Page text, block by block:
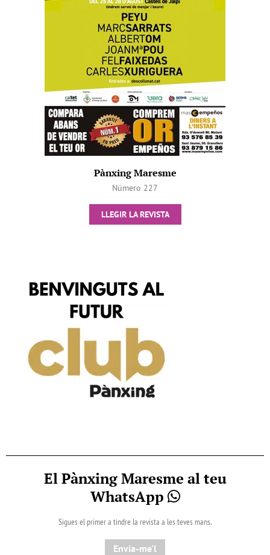
Pànxing Maresme
Número 227
LLEGIR LA REVISTA
El Pànxing Maresme al teu
WhatsApp
Sigues el primer a tindre la revista a les teves mans.
Envia-me'l